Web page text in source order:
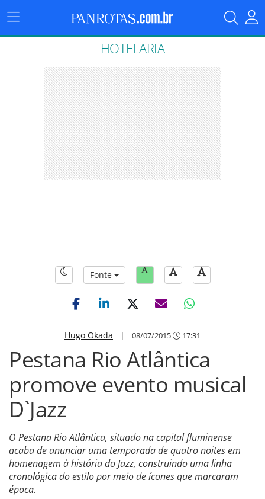
Menu
Principal
HOTELARIA
Fonte
Hugo Okada | 08/07/2015 17:31
Pestana Rio Atlântica
promove evento musical
D`Jazz
O Pestana Rio Atlântica, situado na capital fluminense
acaba de anunciar uma temporada de quatro noites em
homenagem à história do Jazz, construindo uma linha
cronológica do estilo por meio de ícones que marcaram
época.